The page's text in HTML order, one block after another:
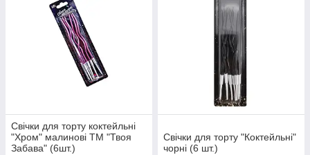
Свічки для торту коктейльні
"Хром" малинові ТМ "Твоя
Забава" (6шт.)
Свічки для торту "Коктейльні"
чорні (6 шт.)